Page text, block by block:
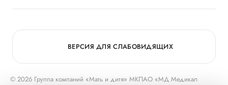
Медицинский туризм
© 2026 Группа компаний «Мать и дитя» МКПАО «МД Медикал
ВЕРСИЯ ДЛЯ СЛАБОВИДЯЩИХ